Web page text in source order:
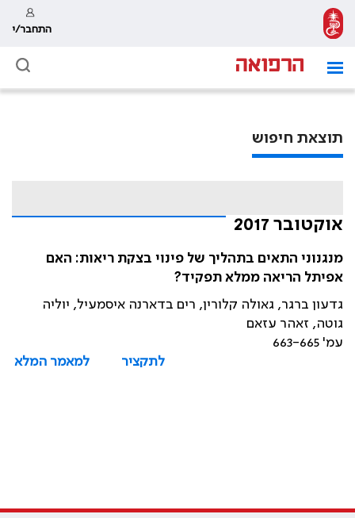
התחבר/י
תוצאת חיפוש
אוקטובר 2017
מנגנוני התאים בתהליך של פינוי בצקת ריאות: האם
אפיתל הריאה ממלא תפקיד?
גדעון ברגר, גאולה קלורין, רים בדארנה איסמעיל, יוליה
גוטה, זאהר עזאם
עמ' 663-665
לתקציר
למאמר המלא